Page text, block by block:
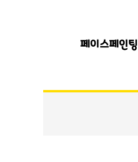
페이스페인팅